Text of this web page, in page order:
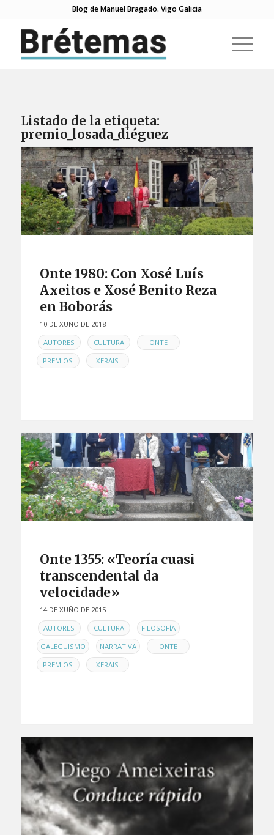
Blog de Manuel Bragado. Vigo Galicia
Listado de la etiqueta:
premio_losada_diéguez
Onte 1980: Con Xosé Luís
Axeitos e Xosé Benito Reza
en Boborás
10 DE XUÑO DE 2018
EN AUTORES , CULTURA , ONTE ,
PREMIOS , XERAIS
Onte 1355: «Teoría cuasi
transcendental da
velocidade»
14 DE XUÑO DE 2015
ENAUTORES , CULTURA , FILOSOFÍA ,
GALEGUISMO , NARRATIVA , ONTE ,
PREMIOS , XERAIS